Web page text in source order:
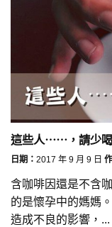
這些人⋯⋯，請少
日期： 2017 年 9 月 9 日
含咖啡因還是不含
的是懷孕中的媽媽
造成不良的影響，...